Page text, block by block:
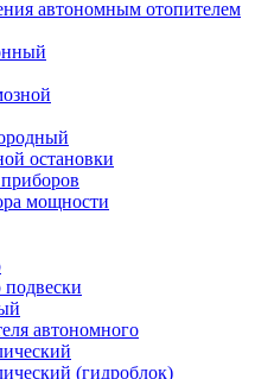
автономным отопителем
остановки
мощности
подвески
автономного
(гидроблок)